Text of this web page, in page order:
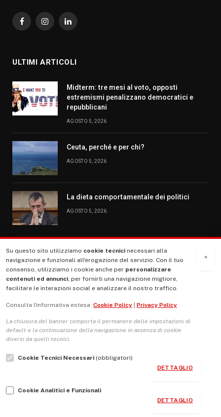
FacebookInstagramLinkedIn
ULTIMI ARTICOLI
Midterm: tre mesi al voto, opposti
estremismi penalizzano democratici e
repubblicani
AGOSTO 5, 2026
Ceuta, perché e per chi?
AGOSTO 5, 2026
La dieta comportamentale dei politici
AGOSTO 5, 2026
MENU
La Nostra Storia
Le Copertine
L’Associazione
Indirizzo Socio Politico Culturale
Guida per le autrici e gli autori
×
Su questo sito utilizziamo cookie tecnici necessari alla
navigazione e funzionali all'erogazione del servizio. Con il tuo
consenso, utilizziamo i cookie anche per personalizzare
contenuti ed annunci, per fornirti una navigazione migliore,
facilitare le interazioni social e analizzare il nostro traffico.
Consulta l'informativa estesa: Cookie Policy Privacy Policy
La chiusura del banner comporta il permanere delle impostazioni di
default e la continuazione della navigazione in assenza di cookie
diversi da quelli tecnici.
Cookie Tecnici Necessari (obbligatori)
DETTAGLIO
Cookie Analitici e Funzionali
DETTAGLIO